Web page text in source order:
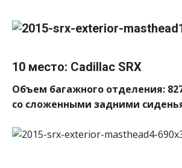
10 место: Cadillac SRX
Объем багажного отделения:
со сложенными задними